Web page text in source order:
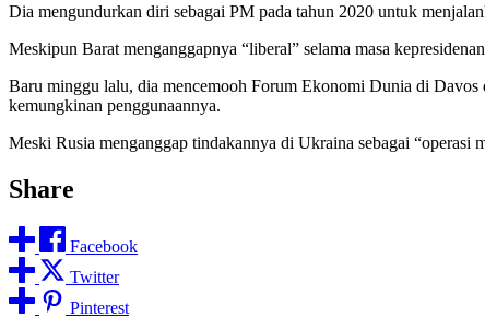
Dia mengundurkan diri sebagai PM pada tahun 2020 untuk
Meskipun Barat menganggapnya “liberal” selama masa
Baru minggu lalu, dia mencemooh Forum Ekonomi Dunia di Davos
kemungkinan penggunaannya.
Meski Rusia menganggap tindakannya di Ukraina sebagai “operasi
Share
Facebook
Twitter
Pinterest